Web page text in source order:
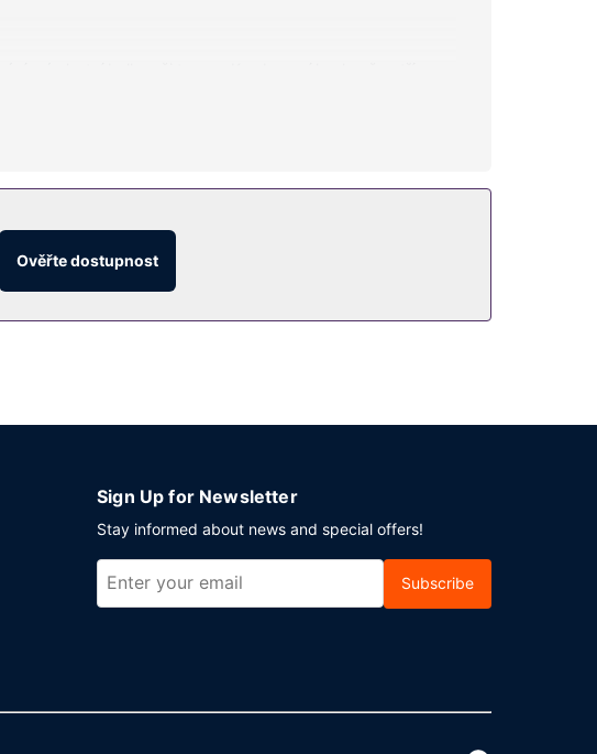
Ověřte dostupnost
Sign Up for Newsletter
Stay informed about news and special offers!
Subscribe